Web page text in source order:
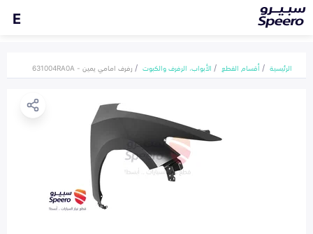
E
الرئيسية أقسام القطع الأبواب، الرفرف والكبوت رفرف امامي يمين - 631004RA0A